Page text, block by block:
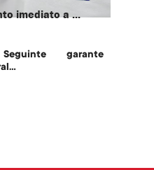
imediato a ...
garante